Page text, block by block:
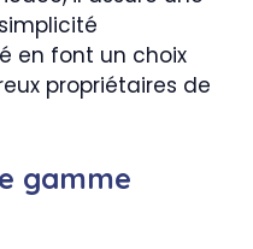
en font un choix
propriétaires de
gamme